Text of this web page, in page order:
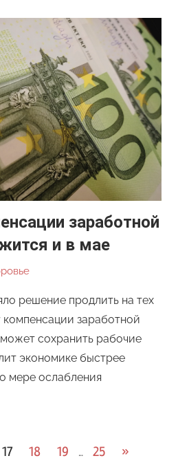
заработной
и в мае
решение продлить на тех
заработной
сохранить рабочие
экономике быстрее
мере ослабления
17 18 19 … 25 »